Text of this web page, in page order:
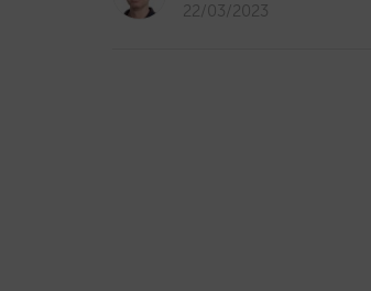
22/03/2023